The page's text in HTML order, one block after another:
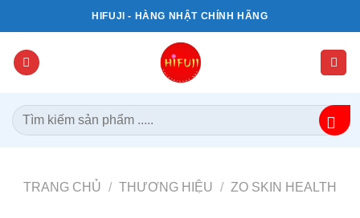
qua
dung
HIFUJI - HÀNG NHẬT CHÍNH HÃNG
Tìm
kiếm:
TRANG CHỦ / THƯƠNG HIỆU / ZO SKIN HEALTH